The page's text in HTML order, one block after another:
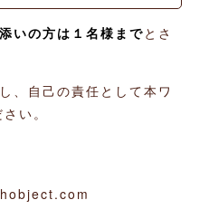
いの方は１名様までとさ
、自己の責任として本ワ
い。